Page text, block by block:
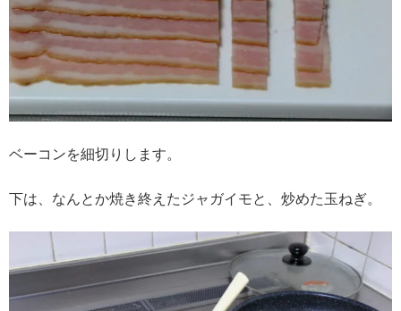
ベーコンを細切りします。
下は、なんとか焼き終えたジャガイモと、炒めた玉ねぎ。